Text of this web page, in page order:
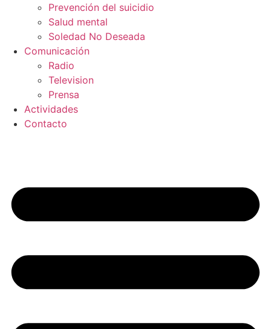
Prevención del suicidio
Salud mental
Soledad No Deseada
Comunicación
Radio
Television
Prensa
Actividades
Contacto